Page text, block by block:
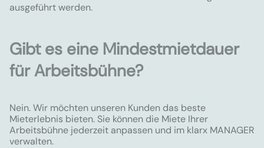
ausgeführt werden.
Gibt es eine Mindestmietdauer
für Arbeitsbühne?
Nein. Wir möchten unseren Kunden das beste
Mieterlebnis bieten. Sie können die Miete Ihrer
Arbeitsbühne jederzeit anpassen und im klarx MANAGER
verwalten.